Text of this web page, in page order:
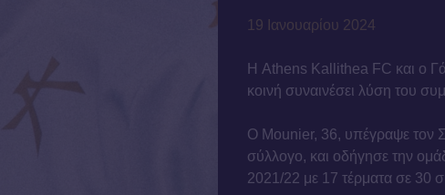
19 Ιανουαρίου 2024
Η Athens Kallithea FC και ο
κοινή συναινέσει λύση του
Ο Mounier, 36, υπέγραψε τον
σύλλογο, και οδήγησε την
2021/22 με 17 τέρματα σε 30